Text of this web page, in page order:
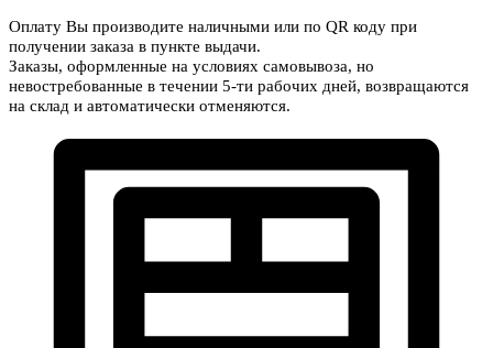
Оплату Вы производите наличными или по QR коду при
получении заказа в пункте выдачи.
Заказы, оформленные на условиях самовывоза, но
невостребованные в течении 5-ти рабочих дней, возвращаются
на склад и автоматически отменяются.